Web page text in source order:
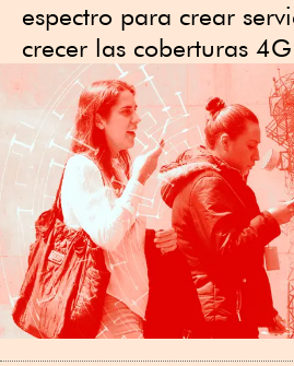
espectro para crear
crecer las coberturas